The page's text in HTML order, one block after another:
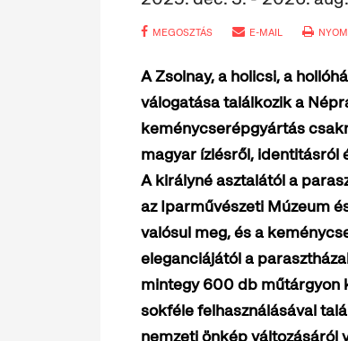
MEGOSZTÁS E-MAIL
A Zsolnay, a holicsi, a
válogatása találkozik a
keménycserépgyártás
magyar ízlésről, identitásról
A királyné asztalától a
az Iparművészeti Múzeum
valósul meg, és a
eleganciájától a
mintegy 600 db műtárgyon
sokféle felhasználásával
nemzeti önkép változásáról